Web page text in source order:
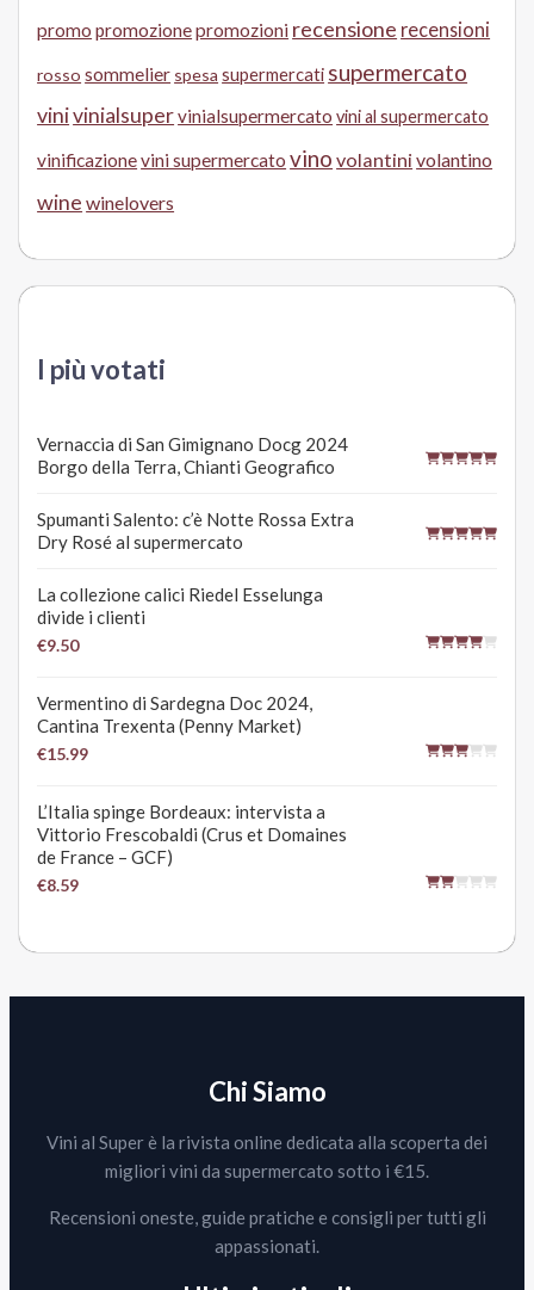
promo promozionepromozioni recensione recensioni
rosso sommelier spesa supermercati supermercato
vinivinialsupervinialsupermercato vini al supermercato
vinificazionevini supermercato vino volantini volantino
wine winelovers
I più votati
Vernaccia di San Gimignano Docg 2024
Borgo della Terra, Chianti Geografico
Spumanti Salento: c’è Notte Rossa Extra
Dry Rosé al supermercato
La collezione calici Riedel Esselunga
divide i clienti
€9.50
Vermentino di Sardegna Doc 2024,
Cantina Trexenta (Penny Market)
€15.99
L’Italia spinge Bordeaux: intervista a
Vittorio Frescobaldi (Crus et Domaines
de France – GCF)
€8.59
Chi Siamo
Vini al Super è la rivista online dedicata alla scoperta dei
migliori vini da supermercato sotto i €15.
Recensioni oneste, guide pratiche e consigli per tutti gli
appassionati.